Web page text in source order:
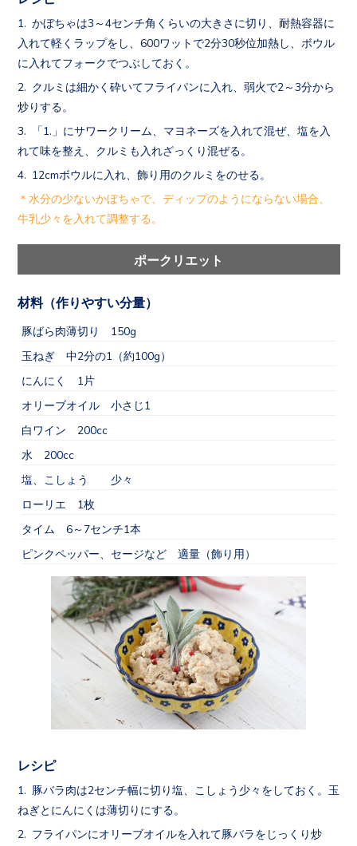
かぼちゃは3～4センチ角くらいの大きさに切り、耐熱容器に
入れて軽くラップをし、600ワットで2分30秒位加熱し、ボウル
に入れてフォークでつぶしておく。
クルミは細かく砕いてフライパンに入れ、弱火で2～3分から
炒りする。
「1.」にサワークリーム、マヨネーズを入れて混ぜ、塩を入
れて味を整え、クルミも入れざっくり混ぜる。
12cmボウルに入れ、飾り用のクルミをのせる。
＊水分の少ないかぼちゃで、ディップのようにならない場合、
牛乳少々を入れて調整する。
ポークリエット
材料（作りやすい分量）
豚ばら肉薄切り 150g
玉ねぎ 中2分の1（約100g）
にんにく 1片
オリーブオイル 小さじ1
白ワイン 200cc
水 200cc
塩、こしょう 少々
ローリエ 1枚
タイム 6～7センチ1本
ピンクペッパー、セージなど 適量（飾り用）
レシピ
豚バラ肉は2センチ幅に切り塩、こしょう少々をしておく。玉
ねぎとにんにくは薄切りにする。
フライパンにオリーブオイルを入れて豚バラをじっくり炒